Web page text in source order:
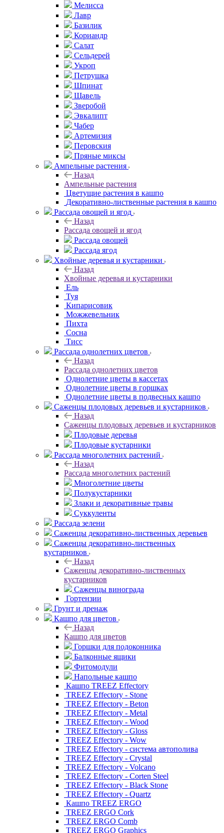
Мелисса
Лавр
Базилик
Кориандр
Салат
Сельдерей
Укроп
Петрушка
Шпинат
Щавель
Зверобой
Эвкалипт
Чабер
Артемизия
Перовския
Пряные миксы
Ампельные растения
Назад
Ампельные растения
Цветущие растения в кашпо
Декоративно-лиственные растения в кашпо
Рассада овощей и ягод
Назад
Рассада овощей и ягод
Рассада овощей
Рассада ягод
Хвойные деревья и кустарники
Назад
Хвойные деревья и кустарники
Ель
Туя
Кипарисовик
Можжевельник
Пихта
Сосна
Тисc
Рассада однолетних цветов
Назад
Рассада однолетних цветов
Однолетние цветы в кассетах
Однолетние цветы в горшках
Однолетние цветы в подвесных кашпо
Саженцы плодовых деревьев и кустарников
Назад
Саженцы плодовых деревьев и кустарников
Плодовые деревья
Плодовые кустарники
Рассада многолетних растений
Назад
Рассада многолетних растений
Многолетние цветы
Полукустарники
Злаки и декоративные травы
Суккуленты
Рассада зелени
Саженцы декоративно-лиственных деревьев
Саженцы декоративно-лиственных
кустарников
Назад
Саженцы декоративно-лиственных
кустарников
Саженцы винограда
Гортензии
Грунт и дренаж
Кашпо для цветов
Назад
Кашпо для цветов
Горшки для подоконника
Балконные ящики
Фитомодули
Напольные кашпо
Кашпо TREEZ Effectory
TREEZ Effectory - Stone
TREEZ Effectory - Beton
TREEZ Effectory - Metal
TREEZ Effectory - Wood
TREEZ Effectory - Gloss
TREEZ Effectory - Wow
TREEZ Effectory - система автополива
TREEZ Effectory - Crystal
TREEZ Effectory - Volcano
TREEZ Effectory - Corten Steel
TREEZ Effectory - Black Stone
TREEZ Effectory - Quartz
Кашпо TREEZ ERGO
TREEZ ERGO Cork
TREEZ ERGO Comb
TREEZ ERGO Graphics